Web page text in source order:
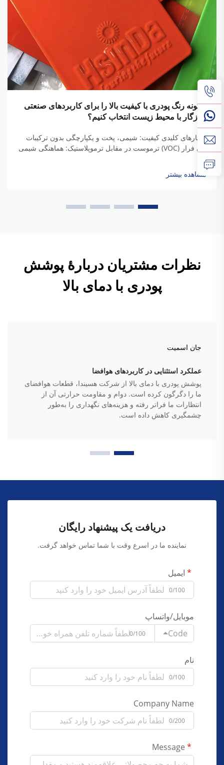
چگونه رنگ پودری با کیفیت بالا را برای کاربردهای صنعتی
سازگار با محیط زیست انتخاب کنیم؟
معیارهای کلیدی کیفیت: شیمی، پخت و یکپارچگی بدون ترکیبات
آلی فرار (VOC) ترموست در مقابل ترموپلاستیک: هماهنگی شیمی
رزین با نیازهای دوام صنعتی هنگامی که رزین‌های ترموست
می‌پزند، پیوندهای عرضی دائمی ایجاد می‌کنند که به آنها استحکام
واقعی می‌دهد...
مشاهده بیشتر
نظرات مشتریان دربارهٔ پوشش
پودری با دمای بالا
جان اسمیت
عملکرد استثنایی در کاربردهای هوافضا
پوشش پودری با دمای بالا از شرکت هسیندا، قطعات هوافضای
ما را دگرگون کرده است. دوام و مقاومت حرارتی آن از
انتظارات ما فراتر رفته و هزینه‌های نگهداری را به‌طور
چشمگیری کاهش داده است.
دریافت یک پیشنهاد رایگان
نماینده ما در اسرع وقت با شما تماس خواهد گرفت.
ایمیل
0/100
موبایل/واتساپ
Code
0/100
نام
0/100
Company Name
0/200